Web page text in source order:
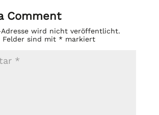
Comment
Adresse wird nicht veröffentlicht.
Felder sind mit *markiert